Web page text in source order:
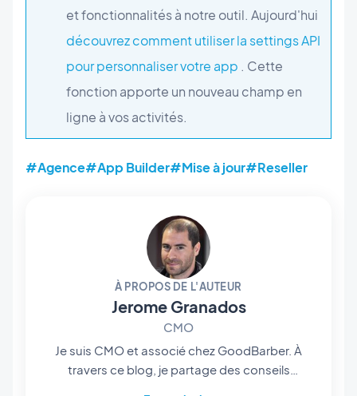
et fonctionnalités à notre outil. Aujourd'hui
découvrez comment utiliser la settings API
pour personnaliser votre app . Cette
fonction apporte un nouveau champ en
ligne à vos activités.
#Agence#App Builder#Mise à jour#Reseller
À PROPOS DE L'AUTEUR
Jerome Granados
CMO
Je suis CMO et associé chez GoodBarber. À
travers ce blog, je partage des conseils